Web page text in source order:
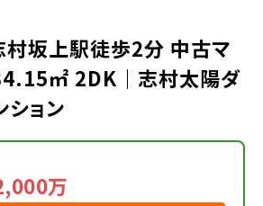
坂上駅徒歩2分 中古マ
㎡ 2DK｜志村太陽ダ
ション
万